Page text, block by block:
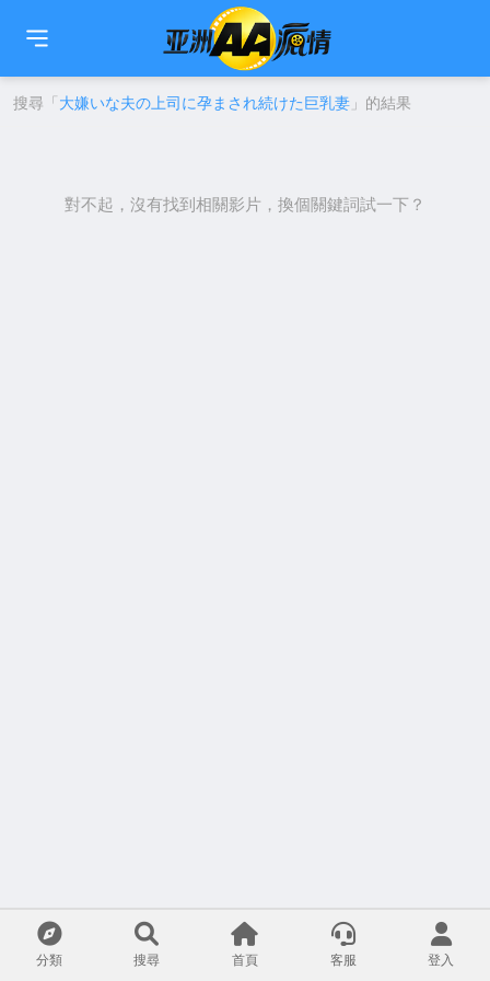
🇹🇼 简中 🇺🇸EN 🇯🇵日本語
搜尋「 大嫌いな夫の上司に孕まされ続けた巨乳妻 」的結果
對不起，沒有找到相關影片，換個關鍵詞試一下？
分類 搜尋 首頁 客服 登入